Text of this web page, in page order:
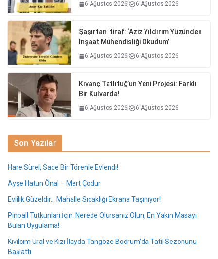
6 Ağustos 2026 6 Ağustos 2026
Şaşırtan İtiraf: ‘Aziz Yıldırım Yüzünden
İnşaat Mühendisliği Okudum’
6 Ağustos 2026 6 Ağustos 2026
Kıvanç Tatlıtuğ’un Yeni Projesi: Farklı
Bir Kulvarda!
6 Ağustos 2026 6 Ağustos 2026
Son Yazılar
Hare Sürel, Sade Bir Törenle Evlendi!
Ayşe Hatun Önal – Mert Çodur
Evlilik Güzeldir… Mahalle Sıcaklığı Ekrana Taşınıyor!
Pinball Tutkunları İçin: Nerede Olursanız Olun, En Yakın Masayı
Bulan Uygulama!
Kıvılcım Ural ve Kızı İlayda Tangöze Bodrum’da Tatil Sezonunu
Başlattı